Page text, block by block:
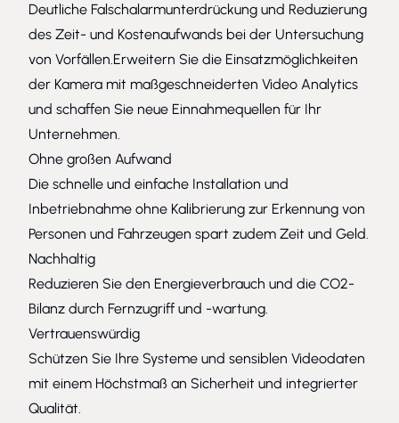
Deutliche Falschalarmunterdrückung und Reduzierung
des Zeit- und Kostenaufwands bei der Untersuchung
von Vorfällen.Erweitern Sie die Einsatzmöglichkeiten
der Kamera mit maßgeschneiderten Video Analytics
und schaffen Sie neue Einnahmequellen für Ihr
Unternehmen.
Ohne großen Aufwand
Die schnelle und einfache Installation und
Inbetriebnahme ohne Kalibrierung zur Erkennung von
Personen und Fahrzeugen spart zudem Zeit und Geld.
Nachhaltig
Reduzieren Sie den Energieverbrauch und die CO2-
Bilanz durch Fernzugriff und -wartung.
Vertrauenswürdig
Schützen Sie Ihre Systeme und sensiblen Videodaten
mit einem Höchstmaß an Sicherheit und integrierter
Qualität.